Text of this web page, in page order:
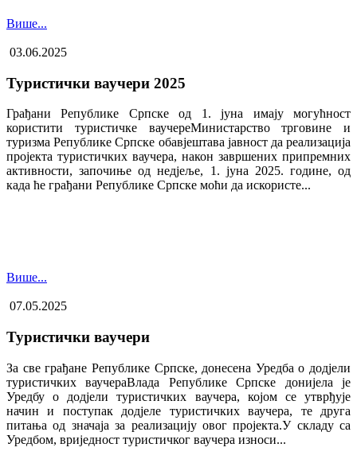
Више...
03.06.2025
Туристички ваучери 2025
Грађани Републике Српске од 1. јуна имају могућност
користити туристичке ваучере​Министарство трговине и
туризма Републике Српске обавјештава јавност да реализација
пројекта туристичких ваучера, након завршених припремних
активности, започиње од недјеље, 1. јуна 2025. године, од
када ће грађани Републике Српске моћи да искористе...
Више...
07.05.2025
Туристички ваучери
За све грађане Републике Српске, донесена Уредба о додјели
туристичких ваучера​Влада Републике Српске донијела је
Уредбу о додјели туристичких ваучера, којом се утврђује
начин и поступак додјеле туристичких ваучера, те друга
питања од значаја за реализацију овог пројекта.У складу са
Уредбом, вриједност туристичког ваучера износи...